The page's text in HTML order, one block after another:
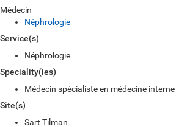
Médecin
Néphrologie
Service(s)
Néphrologie
Speciality(ies)
Médecin spécialiste en médecine interne
Site(s)
Sart Tilman